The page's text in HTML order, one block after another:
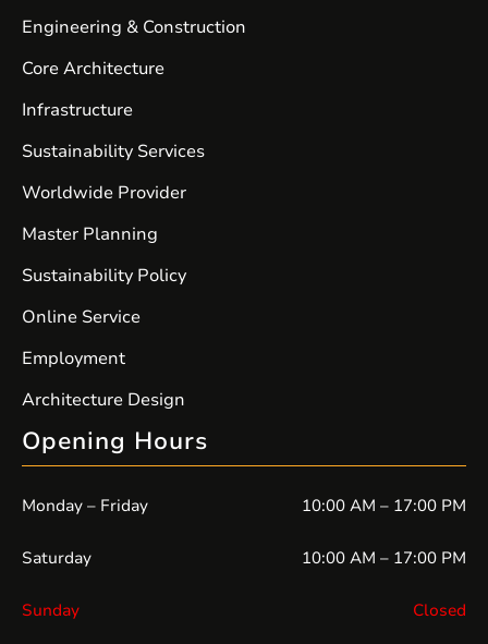
sizleri ekrandan uzaklaştıramayacağınız bir içerik dünyasına
davet ediyor. Magazin […]
Engineering & Construction
Core Architecture
Infrastructure
Sustainability Services
Worldwide Provider
Master Planning
Sustainability Policy
Online Service
Employment
Architecture Design
Opening Hours
Monday – Friday 10:00 AM – 17:00 PM
Saturday 10:00 AM – 17:00 PM
Sunday Closed